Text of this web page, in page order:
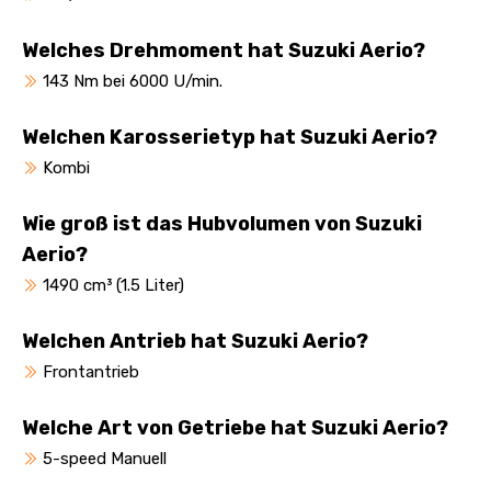
Welches Drehmoment hat Suzuki Aerio?
143 Nm bei 6000 U/min.
Welchen Karosserietyp hat Suzuki Aerio?
Kombi
Wie groß ist das Hubvolumen von Suzuki
Aerio?
1490 cm³ (1.5 Liter)
Welchen Antrieb hat Suzuki Aerio?
Frontantrieb
Welche Art von Getriebe hat Suzuki Aerio?
5-speed Manuell